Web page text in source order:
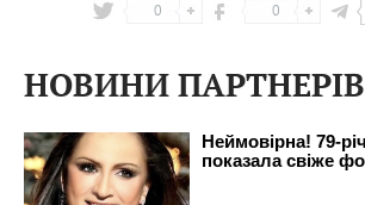
0 0
НОВИНИ ПАРТНЕРІВ